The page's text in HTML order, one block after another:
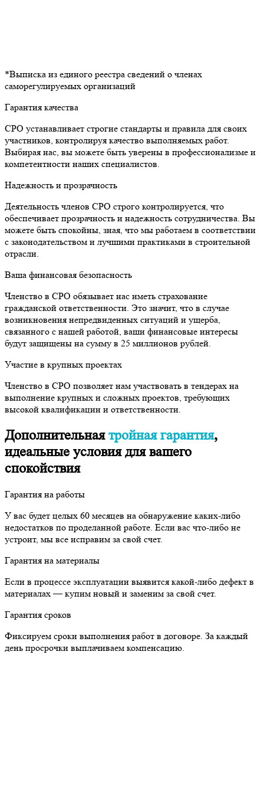
*Выписка из единого реестра сведений о членах
саморегулируемых организаций
Гарантия качества
СРО устанавливает строгие стандарты и правила для своих
участников, контролируя качество выполняемых работ.
Выбирая нас, вы можете быть уверены в профессионализме и
компетентности наших специалистов.
Надежность и прозрачность
Деятельность членов СРО строго контролируется, что
обеспечивает прозрачность и надежность сотрудничества. Вы
можете быть спокойны, зная, что мы работаем в соответствии
с законодательством и лучшими практиками в строительной
отрасли.
Ваша финансовая безопасность
Членство в СРО обязывает нас иметь страхование
гражданской ответственности. Это значит, что в случае
возникновения непредвиденных ситуаций и ущерба,
связанного с нашей работой, ваши финансовые интересы
будут защищены на сумму в 25 миллионов рублей.
Участие в крупных проектах
Членство в СРО позволяет нам участвовать в тендерах на
выполнение крупных и сложных проектов, требующих
высокой квалификации и ответственности.
Дополнительнаятройная гарантия,
идеальные условия для вашего
спокойствия
Гарантия на работы
У вас будет целых 60 месяцев на обнаружение каких-либо
недостатков по проделанной работе. Если вас что-либо не
устроит, мы все исправим за свой счет.
Гарантия на материалы
Если в процессе эксплуатации выявится какой-либо дефект в
материалах — купим новый и заменим за свой счет.
Гарантия сроков
Фиксируем сроки выполнения работ в договоре. За каждый
день просрочки выплачиваем компенсацию.